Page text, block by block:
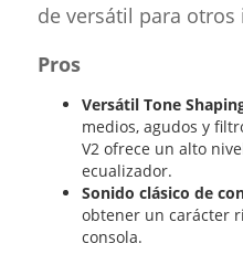
de versátil para
Pros
Versátil Tone
medios, agudos y
V2 ofrece un alto
ecualizador.
Sonido clásico de
obtener un carácter
consola.